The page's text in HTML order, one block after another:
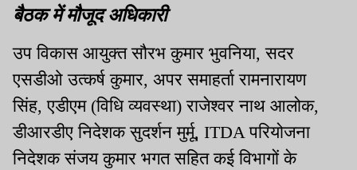
बैठक में मौजूद अधिकारी
उप विकास आयुक्त सौरभ कुमार भुवनिया, सदर
एसडीओ उत्कर्ष कुमार, अपर समाहर्ता रामनारायण
सिंह, एडीएम (विधि व्यवस्था) राजेश्वर नाथ आलोक,
डीआरडीए निदेशक सुदर्शन मुर्मू, ITDA परियोजना
निदेशक संजय कुमार भगत सहित कई विभागों के